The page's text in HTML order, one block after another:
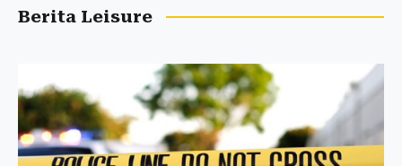
Berita Leisure